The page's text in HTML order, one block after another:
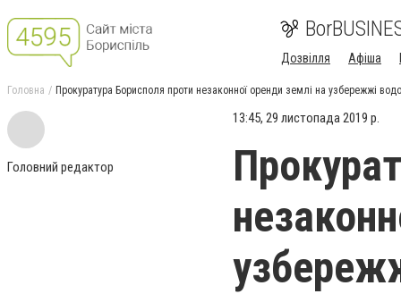
Дозвілля Афіша
Головна Прокуратура Борисполя проти незаконної оренди землі на узбережжі
Головний редактор
13:45, 29 листопада 2019 р.